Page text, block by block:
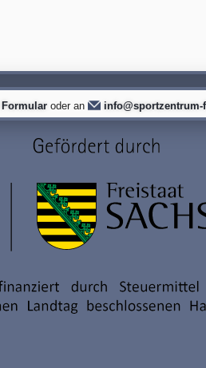
Formular oder an info@sportzentrum-